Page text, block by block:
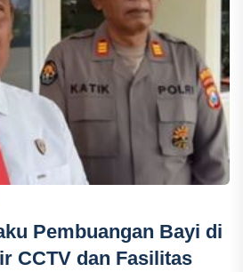
Pembuangan Bayi di
CCTV dan Fasilitas